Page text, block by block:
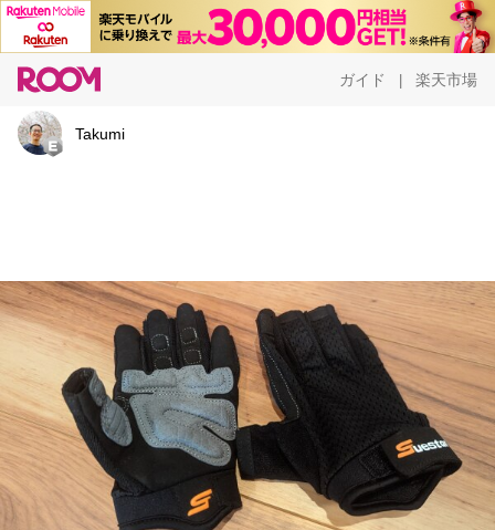
ガイド 楽天市場
Takumi